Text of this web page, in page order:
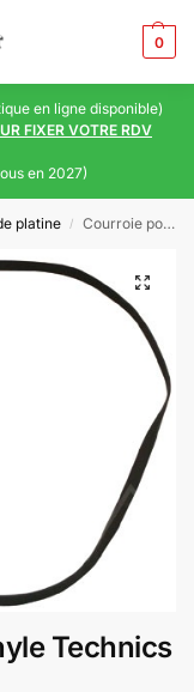
0
en ligne disponible)
FIXER VOTRE RDV
en 2027)
platine / Courroie pour platine vinyle Technics SL-B21
Technics